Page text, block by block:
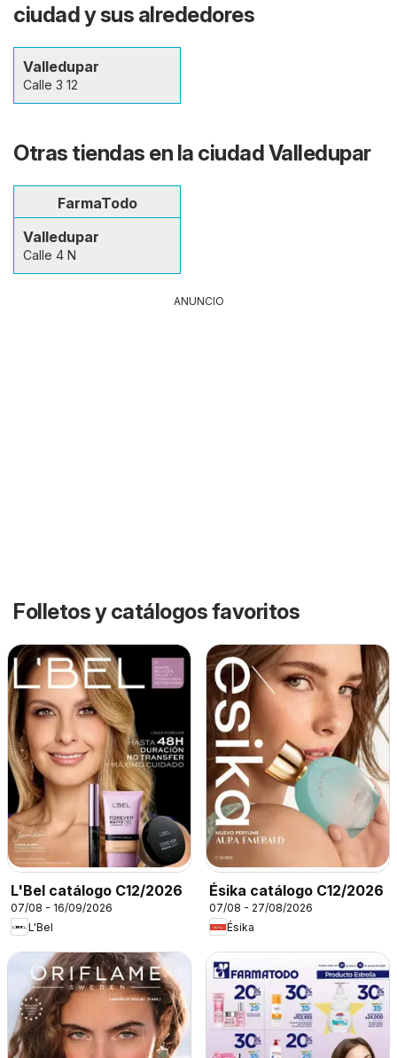
ciudad y sus alrededores
Valledupar
Calle 3 12
Otras tiendas en la ciudad Valledupar
FarmaTodo
Valledupar
Calle 4 N
ANUNCIO
Folletos y catálogos favoritos
L'Bel catálogo C12/2026
07/08 - 16/09/2026
L'Bel
Ésika catálogo C12/2026
07/08 - 27/08/2026
Ésika